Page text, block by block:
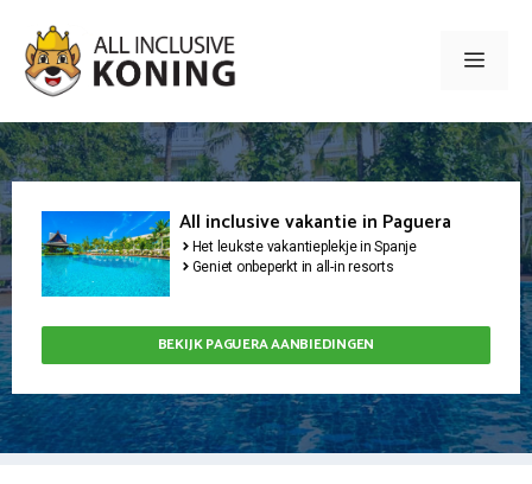
naar
inhoud
Menu
All inclusive vakantie in Paguera
Het leukste vakantieplekje in Spanje
Geniet onbeperkt in all-in resorts
BEKIJK PAGUERA AANBIEDINGEN